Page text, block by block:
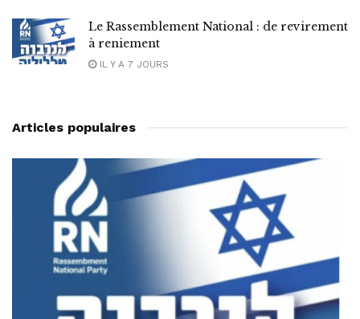
Le Rassemblement National : de revirement
à reniement
IL Y A 7 JOURS
Articles populaires